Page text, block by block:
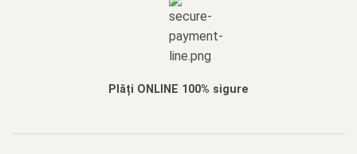
Plăți ONLINE 100% sigure